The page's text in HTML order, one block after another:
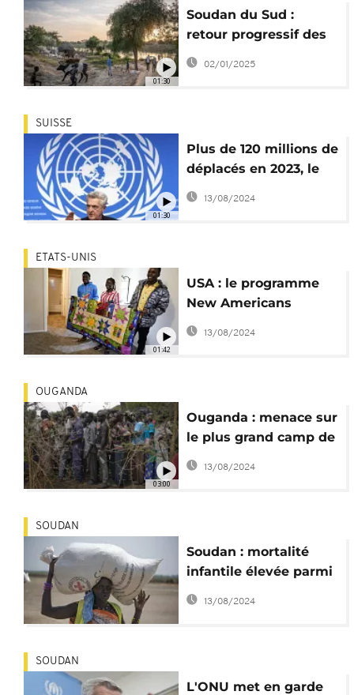
01:30
Soudan du Sud :
retour progressif des
réfugiés après les
violences à Tambura
02/01/2025
01:30
SUISSE
Plus de 120 millions de
déplacés en 2023, le
HCR sonne l'alarme
13/08/2024
01:42
ETATS-UNIS
USA : le programme
New Americans
redonne espoir aux
réfugiés africains
13/08/2024
03:00
OUGANDA
Ouganda : menace sur
le plus grand camp de
réfugiés d'Afrique
13/08/2024
SOUDAN
Soudan : mortalité
infantile élevée parmi
les réfugiés, d'après
13/08/2024
SOUDAN
L'ONU met en garde